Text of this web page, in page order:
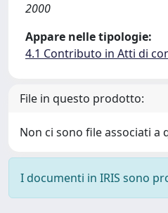
2000
Appare nelle tipologie:
4.1 Contributo in Atti di
File in questo prodotto:
Non ci sono file associati a
I documenti in IRIS sono